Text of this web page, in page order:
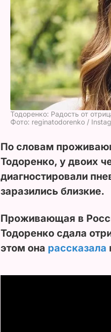
Тодоренко: Радость от
Фото: reginatodorenko /
По словам
Тодоренко, у двоих
диагностировали
заразились близкие.
Проживающая в
Тодоренко сдала
этом она рассказала